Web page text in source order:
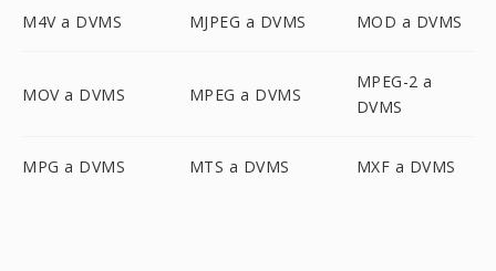
M4V a DVMS MJPEG a DVMS MOD a DVMS
MOV a DVMS MPEG a DVMS
MPEG-2 a
DVMS
MPG a DVMS MTS a DVMS MXF a DVMS